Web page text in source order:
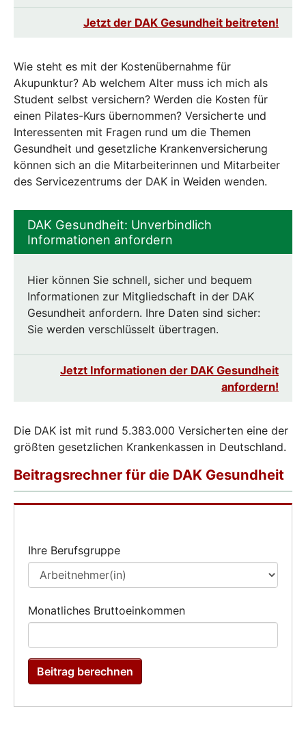
Jetzt der DAK Gesundheit beitreten!
Wie steht es mit der Kostenübernahme für
Akupunktur? Ab welchem Alter muss ich mich als
Student selbst versichern? Werden die Kosten für
einen Pilates-Kurs übernommen? Versicherte und
Interessenten mit Fragen rund um die Themen
Gesundheit und gesetzliche Krankenversicherung
können sich an die Mitarbeiterinnen und Mitarbeiter
des Servicezentrums der DAK in Weiden wenden.
DAK Gesundheit: Unverbindlich
Informationen anfordern
Hier können Sie schnell, sicher und bequem
Informationen zur Mitgliedschaft in der DAK
Gesundheit anfordern. Ihre Daten sind sicher:
Sie werden verschlüsselt übertragen.
Jetzt Informationen der DAK Gesundheit
anfordern!
Die DAK ist mit rund 5.383.000 Versicherten eine der
größten gesetzlichen Krankenkassen in Deutschland.